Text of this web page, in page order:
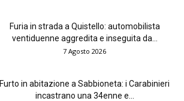
Furia in strada a Quistello: automobilista
ventiduenne aggredita e inseguita da...
7 Agosto 2026
Furto in abitazione a Sabbioneta: i Carabinieri
incastrano una 34enne e...